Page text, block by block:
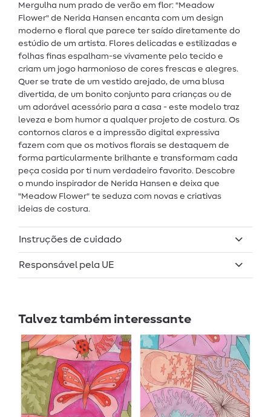
Mergulha num prado de verão em flor: "Meadow
Flower" de Nerida Hansen encanta com um design
moderno e floral que parece ter saído diretamente do
estúdio de um artista. Flores delicadas e estilizadas e
folhas finas espalham-se vivamente pelo tecido e
criam um jogo harmonioso de cores frescas e alegres.
Quer se trate de um vestido arejado, de uma blusa
divertida, de um bonito conjunto para crianças ou de
um adorável acessório para a casa - este modelo traz
leveza e bom humor a qualquer projeto de costura. Os
contornos claros e a impressão digital expressiva
fazem com que os motivos florais se destaquem de
forma particularmente brilhante e transformam cada
peça cosida por ti num verdadeiro favorito. Descobre
o mundo inspirador de Nerida Hansen e deixa que
"Meadow Flower" te seduza com novas e criativas
ideias de costura.
Instruções de cuidado
Responsável pela UE
Talvez também interessante